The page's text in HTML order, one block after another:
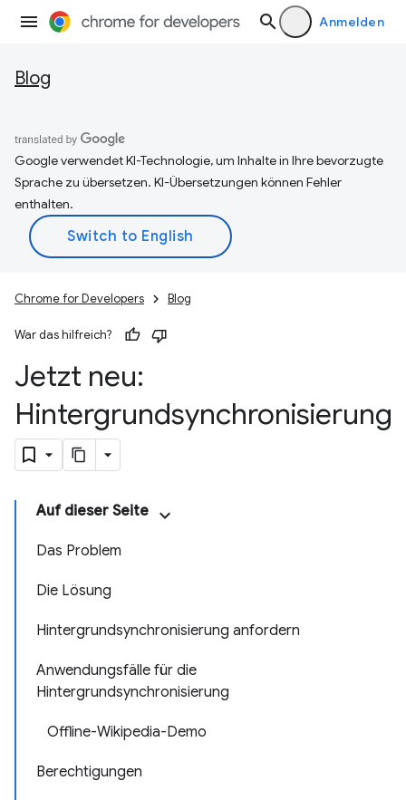
Anmelden
Blog
Google verwendet KI-Technologie, um Inhalte in Ihre bevorzugte
Sprache zu übersetzen. KI-Übersetzungen können Fehler
enthalten.
Chrome for Developers Blog
War das hilfreich?
Jetzt neu:
Hintergrundsynchronisierung
Auf dieser Seite
Das Problem
Die Lösung
Hintergrundsynchronisierung anfordern
Anwendungsfälle für die
Hintergrundsynchronisierung
Offline-Wikipedia-Demo
Berechtigungen